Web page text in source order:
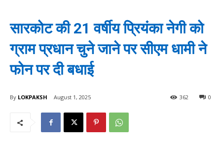
सारकोट की 21 वर्षीय प्रियंका नेगी को
ग्राम प्रधान चुने जाने पर सीएम धामी ने
फोन पर दी बधाई
By LOKPAKSH August 1, 2025 0
362